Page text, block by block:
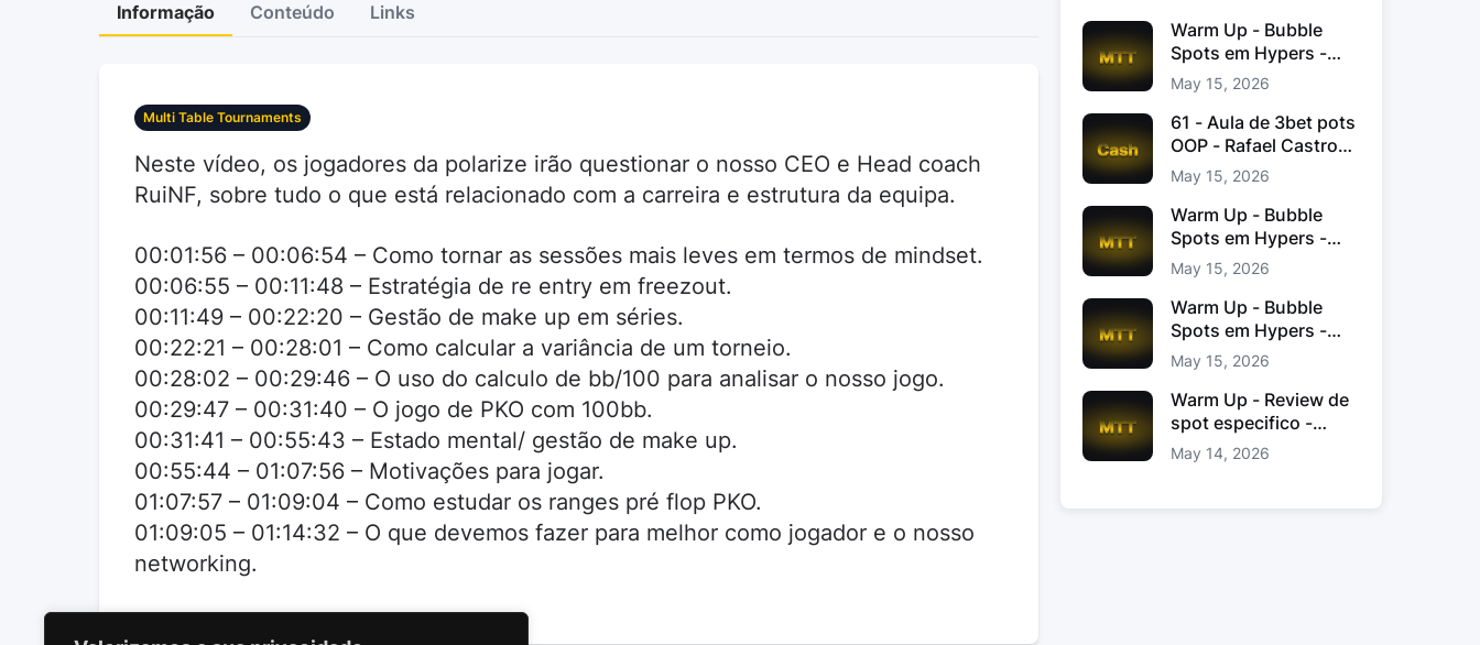
Informação Conteúdo Links
Multi Table Tournaments
Neste vídeo, os jogadores da polarize irão questionar o nosso CEO e Head coach
RuiNF, sobre tudo o que está relacionado com a carreira e estrutura da equipa.
00:01:56 – 00:06:54 – Como tornar as sessões mais leves em termos de mindset.
00:06:55 – 00:11:48 – Estratégia de re entry em freezout.
00:11:49 – 00:22:20 – Gestão de make up em séries.
00:22:21 – 00:28:01 – Como calcular a variância de um torneio.
00:28:02 – 00:29:46 – O uso do calculo de bb/100 para analisar o nosso jogo.
00:29:47 – 00:31:40 – O jogo de PKO com 100bb.
00:31:41 – 00:55:43 – Estado mental/ gestão de make up.
00:55:44 – 01:07:56 – Motivações para jogar.
01:07:57 – 01:09:04 – Como estudar os ranges pré flop PKO.
01:09:05 – 01:14:32 – O que devemos fazer para melhor como jogador e o nosso
networking.
Warm Up - Bubble
Spots em Hypers -
João “JoaoChef“
Branco
May 15, 2026
61 - Aula de 3bet pots
OOP - Rafael Castro
Jacinto
May 15, 2026
Warm Up - Bubble
Spots em Hypers -
João “JoaoChef“
Branco
May 15, 2026
Warm Up - Bubble
Spots em Hypers -
João JoaoChef
Branco
May 15, 2026
Warm Up - Review de
spot especifico -
xinas85
May 14, 2026